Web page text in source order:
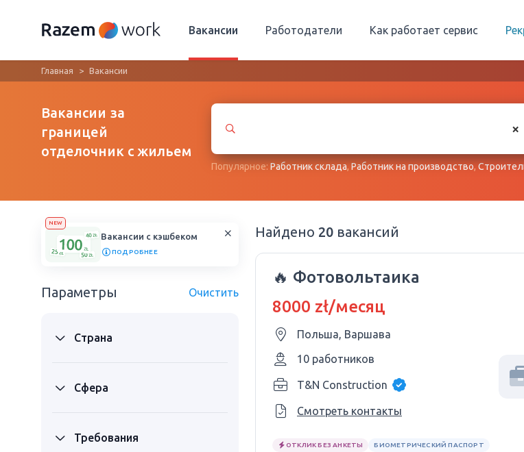
Вакансии Работодатели Как работает сервис
Главная Вакансии
Вакансии за
границей
отделочник с жильем
×
Популярное:Работник склада,Работник на производство,
NEW
Вакансии с кэшбеком
ПОДРОБНЕЕ
Параметры Очистить
Страна
Сфера
Требования
Найдено 20 вакансий
🔥 Фотовольтаика
8000 zł/месяц
Польша, Варшава
10 работников
T&N Construction
Смотреть контакты
ОТКЛИК БЕЗ АНКЕТЫ
БИОМЕТРИЧЕСКИЙ ПАСПОРТ